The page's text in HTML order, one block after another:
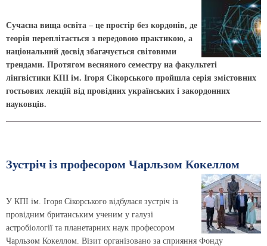
Сучасна вища освіта – це простір без кордонів, де
теорія переплітається з передовою практикою, а
національний досвід збагачується світовими
трендами. Протягом весняного семестру на факультеті
лінгвістики КПІ ім. Ігоря Сікорського пройшла серія змістовних
гостьових лекцій від провідних українських і закордонних
науковців.
Зустріч із професором Чарльзом Кокеллом
У КПІ ім. Ігоря Сікорського відбулася зустріч із
провідним британським ученим у галузі
астробіології та планетарних наук професором
Чарльзом Кокеллом. Візит організовано за сприяння Фонду